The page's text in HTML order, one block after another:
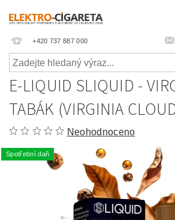
+420 737 887 000
E-LIQUID SLIQUID -
TABÁK (VIRGINIA
Neohodnoceno
Spotřební daň